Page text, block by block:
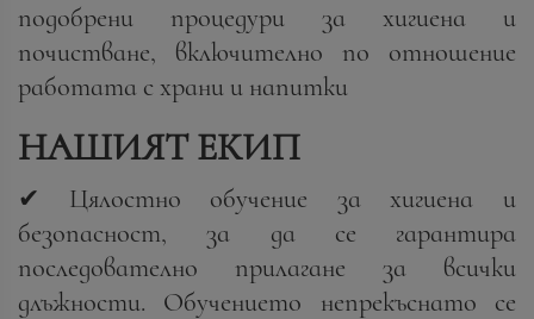
подобрени процедури за хигиена и
почистване, включително по отношение
работата с храни и напитки
НАШИЯТ ЕКИП
✔ Цялостно обучение за хигиена и
безопасност, за да се гарантира
последователно прилагане за всички
длъжности. Обучението непрекъснато се